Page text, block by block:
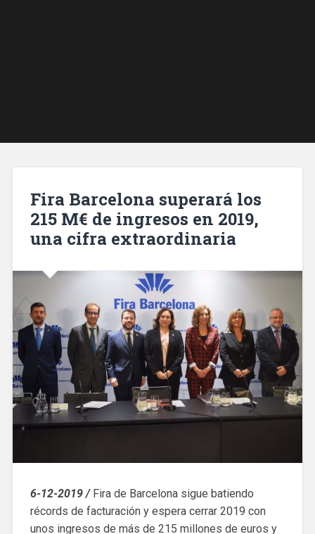
Fira Barcelona superará los
215 M€ de ingresos en 2019,
una cifra extraordinaria
6-12-2019 /Fira de Barcelona sigue batiendo
récords de facturación y espera cerrar 2019 con
unos ingresos de más de 215 millones de euros y